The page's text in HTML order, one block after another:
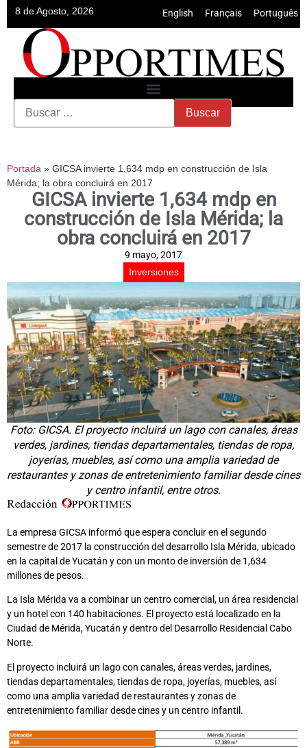
8 de Agosto, 2026 English Français Português
Portada » GICSA invierte 1,634 mdp en construcción de Isla
Mérida; la obra concluirá en 2017
GICSA invierte 1,634 mdp en
construcción de Isla Mérida; la
obra concluirá en 2017
9 mayo, 2017
Inversiones
Foto: GICSA. El proyecto incluirá un lago con canales, áreas
verdes, jardines, tiendas departamentales, tiendas de ropa,
joyerías, muebles, así como una amplia variedad de
restaurantes y zonas de entretenimiento familiar desde cines
y centro infantil, entre otros.
La empresa GICSA informó que espera concluir en el segundo
semestre de 2017 la construcción del desarrollo Isla Mérida, ubicado
en la capital de Yucatán y con un monto de inversión de 1,634
millones de pesos.
La Isla Mérida va a combinar un centro comercial, un área residencial
y un hotel con 140 habitaciones. El proyecto está localizado en la
Ciudad de Mérida, Yucatán y dentro del Desarrollo Residencial Cabo
Norte.
El proyecto incluirá un lago con canales, áreas verdes, jardines,
tiendas departamentales, tiendas de ropa, joyerías, muebles, así
como una amplia variedad de restaurantes y zonas de
entretenimiento familiar desde cines y un centro infantil.